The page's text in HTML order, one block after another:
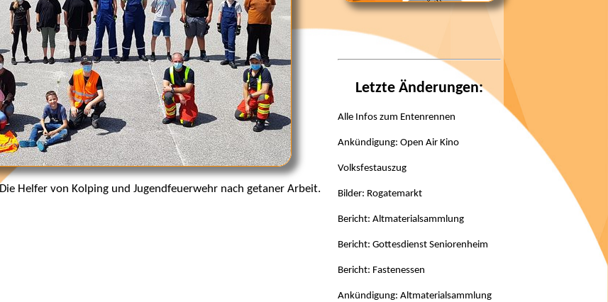
Die Helfer von Kolping und Jugendfeuerwehr nach getaner Arbeit.
Letzte Änderungen:
Alle Infos zum Entenrennen
Ankündigung: Open Air Kino
Volksfestauszug
Bilder: Rogatemarkt
Bericht: Altmaterialsammlung
Bericht: Gottesdienst Seniorenheim
Bericht: Fastenessen
Ankündigung: Altmaterialsammlung